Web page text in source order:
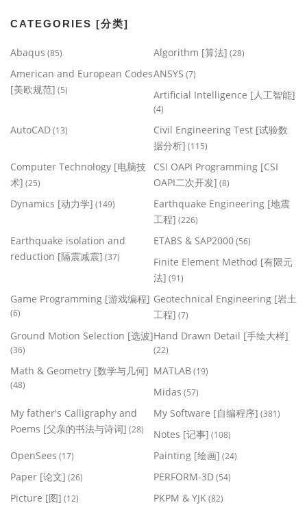
CATEGORIES [分类]
Abaqus (85) Algorithm [算法] (28)
American and European Codes
[美欧规范] (5)
ANSYS (7)
Artificial Intelligence [人工智能]
(4)
AutoCAD(13)
Civil Engineering Test [试验数
据分析] (115)
Computer Technology [电脑技
术] (25)
CSI OAPI Programming [CSI
OAPI二次开发] (8)
Dynamics [动力学] (149)
Earthquake Engineering [地震
工程] (226)
Earthquake isolation and
reduction [隔震减震] (37)
ETABS & SAP2000(56)
Finite Element Method [有限元
法] (91)
Game Programming [游戏编程]
(6)
Geotechnical Engineering [岩土
工程] (7)
Ground Motion Selection [选波]
(36)
Hand Drawn Detail [手绘大样]
(22)
Math & Geometry [数学与几何]
(48)
MATLAB(19)
Midas (57)
My father's Calligraphy and
Poems [父亲的书法与诗词] (28)
My Software [自编程序] (381)
Notes [记事] (108)
OpenSees (17) Painting [绘画] (24)
Paper [论文] (26) PERFORM-3D(54)
Picture [图] (12) PKPM & YJK(82)